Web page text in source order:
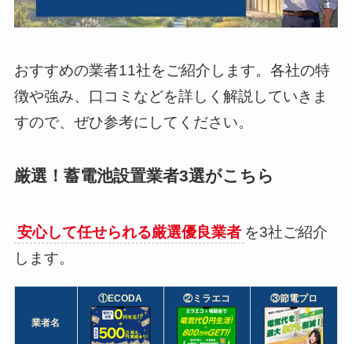
おすすめの業者11社をご紹介します。各社の特
徴や強み、口コミなどを詳しく解説していきま
すので、ぜひ参考にしてください。
厳選！蓄電池設置業者3選がこちら
安心して任せられる厳選優良業者 を3社ご紹介
します。
業者名
①ECODA ②ミラエコ ③節電プロ